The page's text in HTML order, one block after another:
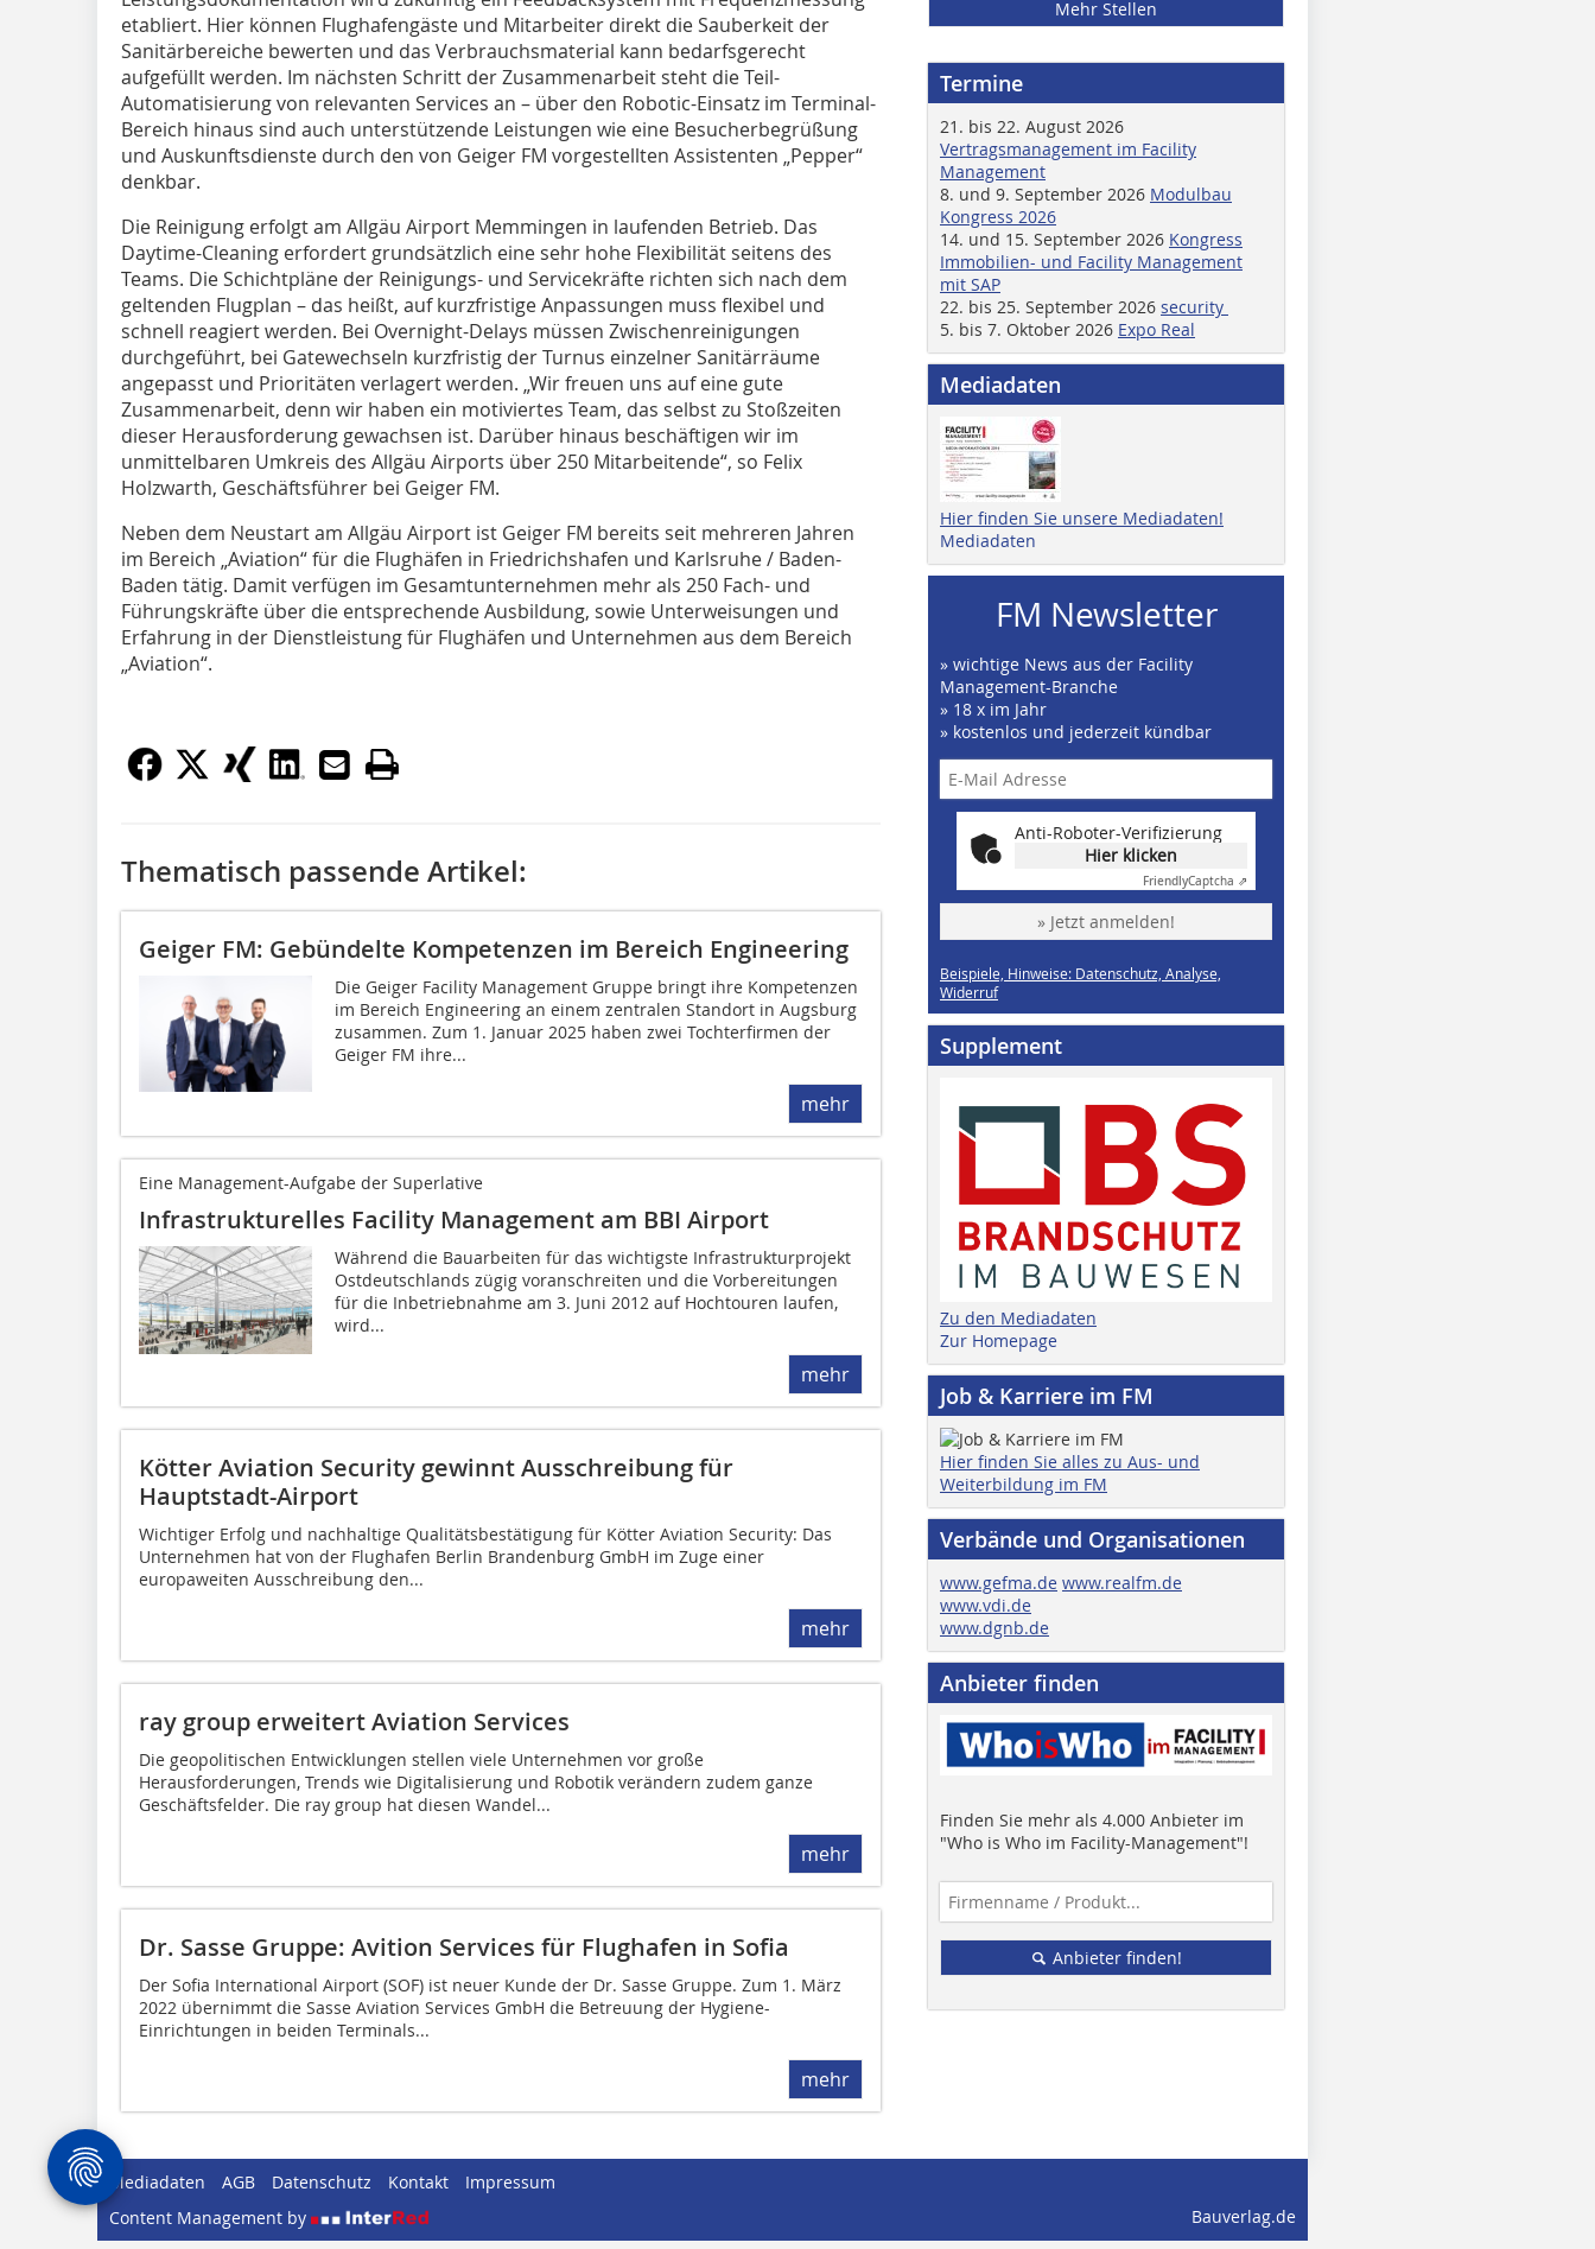
etabliert. Hier können Flughafengäste und Mitarbeiter direkt die Sauberkeit der
Sanitärbereiche bewerten und das Verbrauchsmaterial kann bedarfsgerecht
aufgefüllt werden. Im nächsten Schritt der Zusammenarbeit steht die Teil-
Automatisierung von relevanten Services an – über den Robotic-Einsatz im Terminal-
Bereich hinaus sind auch unterstützende Leistungen wie eine Besucherbegrüßung
und Auskunftsdienste durch den von Geiger FM vorgestellten Assistenten „Pepper“
denkbar.
Die Reinigung erfolgt am Allgäu Airport Memmingen in laufenden Betrieb. Das
Daytime-Cleaning erfordert grundsätzlich eine sehr hohe Flexibilität seitens des
Teams. Die Schichtpläne der Reinigungs- und Servicekräfte richten sich nach dem
geltenden Flugplan – das heißt, auf kurzfristige Anpassungen muss flexibel und
schnell reagiert werden. Bei Overnight-Delays müssen Zwischenreinigungen
durchgeführt, bei Gatewechseln kurzfristig der Turnus einzelner Sanitärräume
angepasst und Prioritäten verlagert werden. „Wir freuen uns auf eine gute
Zusammenarbeit, denn wir haben ein motiviertes Team, das selbst zu Stoßzeiten
dieser Herausforderung gewachsen ist. Darüber hinaus beschäftigen wir im
unmittelbaren Umkreis des Allgäu Airports über 250 Mitarbeitende“, so Felix
Holzwarth, Geschäftsführer bei Geiger FM.
Neben dem Neustart am Allgäu Airport ist Geiger FM bereits seit mehreren Jahren
im Bereich „Aviation“ für die Flughäfen in Friedrichshafen und Karlsruhe / Baden-
Baden tätig. Damit verfügen im Gesamtunternehmen mehr als 250 Fach- und
Führungskräfte über die entsprechende Ausbildung, sowie Unterweisungen und
Erfahrung in der Dienstleistung für Flughäfen und Unternehmen aus dem Bereich
„Aviation“.
Thematisch passende Artikel:
Geiger FM: Gebündelte Kompetenzen im Bereich Engineering
Die Geiger Facility Management Gruppe bringt ihre Kompetenzen
im Bereich Engineering an einem zentralen Standort in Augsburg
zusammen. Zum 1. Januar 2025 haben zwei Tochterfirmen der
Geiger FM ihre...
mehr
Eine Management-Aufgabe der Superlative
Infrastrukturelles Facility Management am BBI Airport
Während die Bauarbeiten für das wichtigste Infrastrukturprojekt
Ostdeutschlands zügig voranschreiten und die Vorbereitungen
für die Inbetriebnahme am 3. Juni 2012 auf Hochtouren laufen,
wird...
mehr
Kötter Aviation Security gewinnt Ausschreibung für
Hauptstadt-Airport
Wichtiger Erfolg und nachhaltige Qualitätsbestätigung für Kötter Aviation Security: Das
Unternehmen hat von der Flughafen Berlin Brandenburg GmbH im Zuge einer
europaweiten Ausschreibung den...
mehr
ray group erweitert Aviation Services
Die geopolitischen Entwicklungen stellen viele Unternehmen vor große
Herausforderungen, Trends wie Digitalisierung und Robotik verändern zudem ganze
Geschäftsfelder. Die ray group hat diesen Wandel...
mehr
Dr. Sasse Gruppe: Avition Services für Flughafen in Sofia
Der Sofia International Airport (SOF) ist neuer Kunde der Dr. Sasse Gruppe. Zum 1. März
2022 übernimmt die Sasse Aviation Services GmbH die Betreuung der Hygiene-
Einrichtungen in beiden Terminals...
mehr
Mehr Stellen
Termine
21. bis 22. August 2026
Vertragsmanagement im Facility
Management
8. und 9. September 2026 Modulbau
Kongress 2026
14. und 15. September 2026 Kongress
Immobilien- und Facility Management
mit SAP
22. bis 25. September 2026 security
5. bis 7. Oktober 2026 Expo Real
Mediadaten
Hier finden Sie unsere Mediadaten!
Mediadaten
FM Newsletter
» wichtige News aus der Facility
Management-Branche
» 18 x im Jahr
» kostenlos und jederzeit kündbar
Anti-Roboter-Verifizierung
Hier klicken
FriendlyCaptcha ⇗
» Jetzt anmelden!
Beispiele, Hinweise: Datenschutz, Analyse,
Widerruf
Supplement
Zu den Mediadaten
Zur Homepage
Job & Karriere im FM
Hier finden Sie alles zu Aus- und
Weiterbildung im FM
Verbände und Organisationen
www.gefma.de www.realfm.de
www.vdi.de
www.dgnb.de
Anbieter finden
Finden Sie mehr als 4.000 Anbieter im
"Who is Who im Facility-Management"!
Anbieter finden!
Mediadaten AGB Datenschutz Kontakt
Impressum
Content Management by
Bauverlag.de